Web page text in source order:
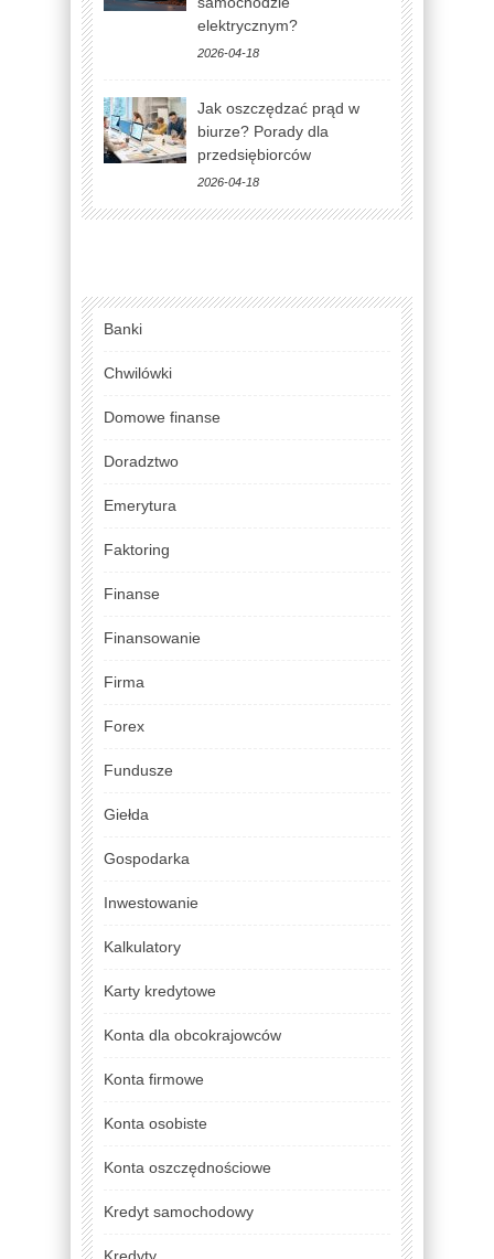
elektrycznym?
2026-04-18
Jak oszczędzać prąd w
biurze? Porady dla
przedsiębiorców
2026-04-18
Banki
Chwilówki
Domowe finanse
Doradztwo
Emerytura
Faktoring
Finanse
Finansowanie
Firma
Forex
Fundusze
Giełda
Gospodarka
Inwestowanie
Kalkulatory
Karty kredytowe
Konta dla obcokrajowców
Konta firmowe
Konta osobiste
Konta oszczędnościowe
Kredyt samochodowy
Kredyty